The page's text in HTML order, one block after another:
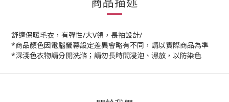
舒適保暖毛衣，有彈性/大V領，長袖設計/
*商品顏色因電腦螢幕設定差異會略有不同，請以實際商品為準
*深淺色衣物請分開洗滌；請勿長時間浸泡、濕放，以防染色